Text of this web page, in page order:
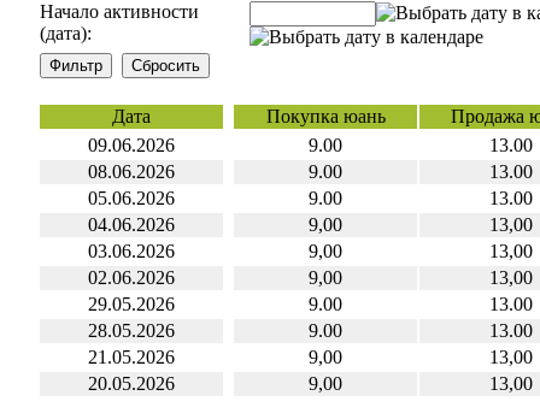
Начало активности
(дата):
Дата Покупка юань
Продажа
09.06.2026
9.00
13.00
08.06.2026
9.00
13.00
05.06.2026
9.00
13.00
04.06.2026
9,00
13,00
03.06.2026
9,00
13,00
02.06.2026
9,00
13,00
29.05.2026
9.00
13.00
28.05.2026
9.00
13.00
21.05.2026
9,00
13,00
20.05.2026
9,00 13,00